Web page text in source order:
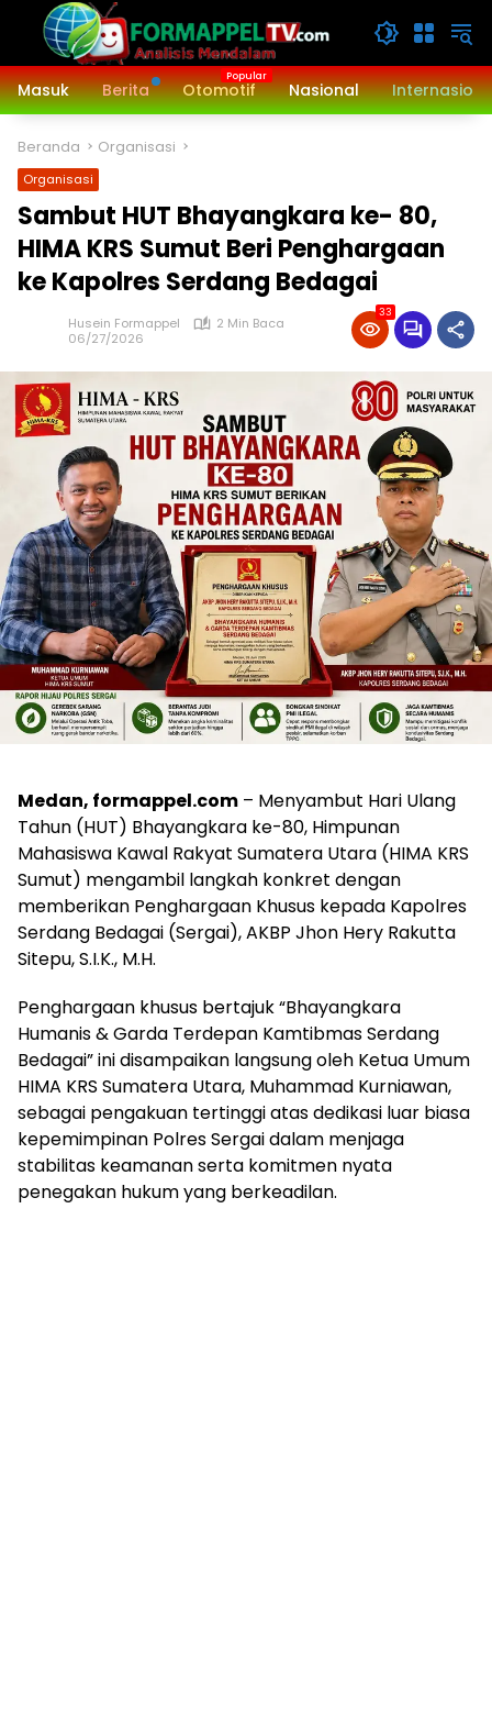
Langsung
konten
Masuk
Berita Otomotif Nasional
Beranda Organisasi
Organisasi
Sambut HUT Bhayangkara ke- 80,
HIMA KRS Sumut Beri Penghargaan
ke Kapolres Serdang Bedagai
Husein Formappel
2 Min Baca
06/27/2026
33
Medan, formappel.com – Menyambut Hari Ulang
Tahun (HUT) Bhayangkara ke-80, Himpunan
Mahasiswa Kawal Rakyat Sumatera Utara (HIMA KRS
Sumut) mengambil langkah konkret dengan
memberikan Penghargaan Khusus kepada Kapolres
Serdang Bedagai (Sergai), AKBP Jhon Hery Rakutta
Sitepu, S.I.K., M.H.
Penghargaan khusus bertajuk “Bhayangkara
Humanis & Garda Terdepan Kamtibmas Serdang
Bedagai” ini disampaikan langsung oleh Ketua Umum
HIMA KRS Sumatera Utara, Muhammad Kurniawan,
sebagai pengakuan tertinggi atas dedikasi luar biasa
kepemimpinan Polres Sergai dalam menjaga
stabilitas keamanan serta komitmen nyata
penegakan hukum yang berkeadilan.